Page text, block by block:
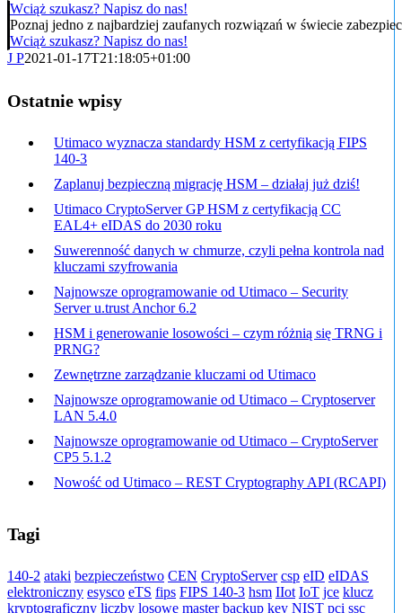
Wciąż szukasz? Napisz do nas!
Poznaj jedno z najbardziej zaufanych rozwiązań w świecie
Wciąż szukasz? Napisz do nas!
J P2021-01-17T21:18:05+01:00
Ostatnie wpisy
Utimaco wyznacza standardy HSM z certyfikacją FIPS
140-3
Zaplanuj bezpieczną migrację HSM – działaj już dziś!
Utimaco CryptoServer GP HSM z certyfikacją CC
EAL4+ eIDAS do 2030 roku
Suwerenność danych w chmurze, czyli pełna kontrola nad
kluczami szyfrowania
Najnowsze oprogramowanie od Utimaco – Security
Server u.trust Anchor 6.2
HSM i generowanie losowości – czym różnią się TRNG i
PRNG?
Zewnętrzne zarządzanie kluczami od Utimaco
Najnowsze oprogramowanie od Utimaco – Cryptoserver
LAN 5.4.0
Najnowsze oprogramowanie od Utimaco – CryptoServer
CP5 5.1.2
Nowość od Utimaco – REST Cryptography API (RCAPI)
Tagi
140-2 ataki bezpieczeństwo CEN CryptoServer csp eID eIDAS
elektroniczny esysco eTS fips FIPS 140-3 hsm IIot IoT jce klucz
kryptograficzny liczby losowe master backup key NIST pci ssc